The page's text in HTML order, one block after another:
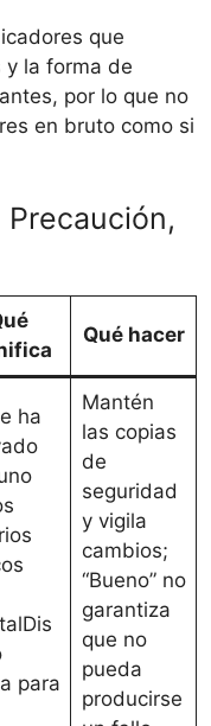
que
y la forma de
por lo que no
en bruto como si
Qué hacer
ha
para
Mantén
las copias
de
seguridad
y vigila
cambios;
“Bueno” no
garantiza
que no
pueda
producirse